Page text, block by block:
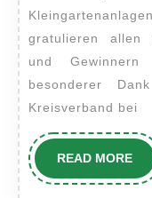
gratulieren allen
und Gewinnern
besonderer
Kreisverband bei
READ MORE